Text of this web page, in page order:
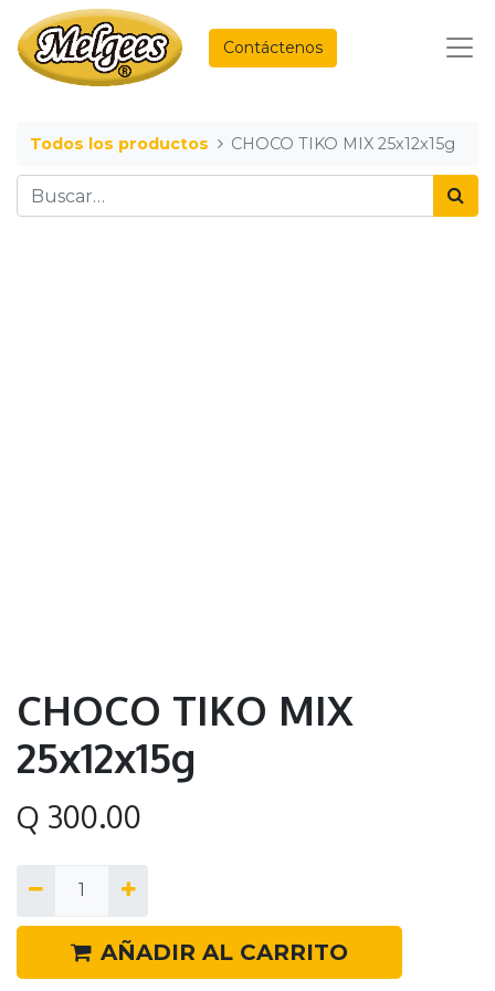
Contáctenos
Todos los productos CHOCO TIKO MIX 25x12x15g
CHOCO TIKO MIX
25x12x15g
Q 300.00
AÑADIR AL CARRITO